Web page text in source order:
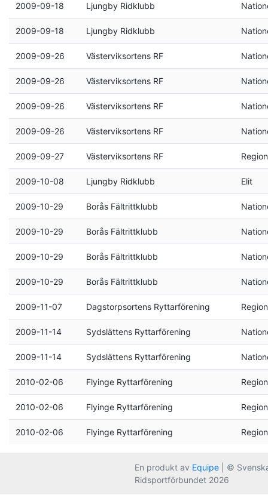
2009-09-18 Ljungby Ridklubb
2009-09-18 Ljungby Ridklubb
2009-09-26 Västerviksortens RF
2009-09-26 Västerviksortens RF
2009-09-26 Västerviksortens RF
2009-09-26 Västerviksortens RF
2009-09-27 Västerviksortens RF
2009-10-08 Ljungby Ridklubb Elit
2009-10-29 Borås Fältrittklubb
2009-10-29 Borås Fältrittklubb
2009-10-29 Borås Fältrittklubb
2009-10-29 Borås Fältrittklubb
2009-11-07 Dagstorpsortens Ryttarförening
2009-11-14 Sydslättens Ryttarförening
2009-11-14 Sydslättens Ryttarförening
2010-02-06 Flyinge Ryttarförening
2010-02-06 Flyinge Ryttarförening
2010-02-06 Flyinge Ryttarförening
En produkt av Equipe | ©
Ridsportförbundet 2026